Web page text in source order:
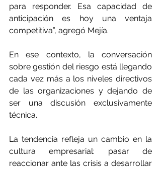
para responder. Esa capacidad de
anticipación es hoy una ventaja
competitiva”, agregó Mejía.
En ese contexto, la conversación
sobre gestión del riesgo está llegando
cada vez más a los niveles directivos
de las organizaciones y dejando de
ser una discusión exclusivamente
técnica.
La tendencia refleja un cambio en la
cultura empresarial: pasar de
reaccionar ante las crisis a desarrollar